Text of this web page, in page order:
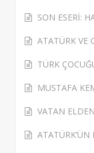
SON ESERİ:
ATATÜRK VE
TÜRK
MUSTAFA
VATAN
ATATÜRK’ÜN